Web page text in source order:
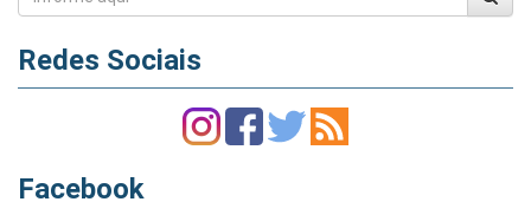
Redes Sociais
Facebook